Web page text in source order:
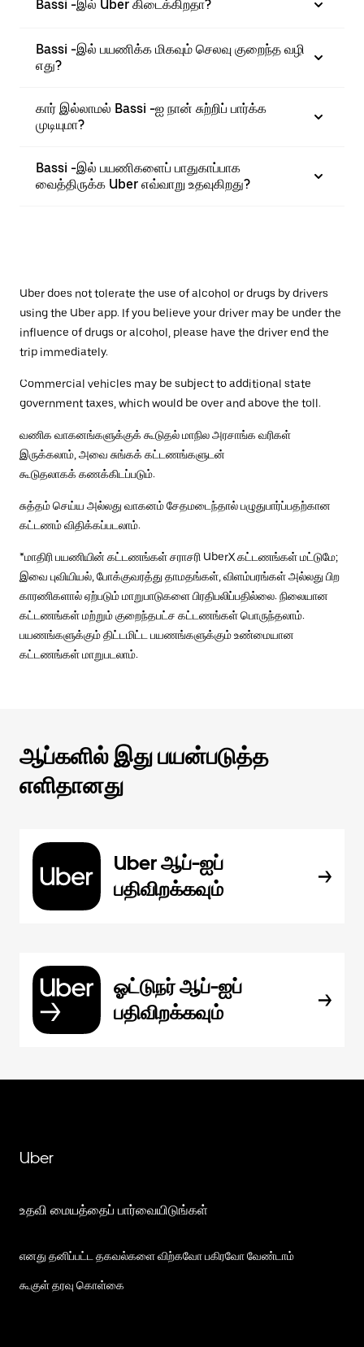
Bassi -இல் Uber கிடைக்கிறதா?
Bassi -இல் பயணிக்க மிகவும் செலவு குறைந்த வழி
எது?
கார் இல்லாமல் Bassi -ஐ நான் சுற்றிப் பார்க்க
முடியுமா?
Bassi -இல் பயணிகளைப் பாதுகாப்பாக
வைத்திருக்க Uber எவ்வாறு உதவுகிறது?
Uber does not tolerate the use of alcohol or drugs by drivers
using the Uber app. If you believe your driver may be under the
influence of drugs or alcohol, please have the driver end the
trip immediately.
Commercial vehicles may be subject to additional state
government taxes, which would be over and above the toll.
வணிக வாகனங்களுக்குக் கூடுதல் மாநில அரசாங்க வரிகள்
இருக்கலாம், அவை சுங்கக் கட்டணங்களுடன்
கூடுதலாகக் கணக்கிடப்படும்.
சுத்தம் செய்ய அல்லது வாகனம் சேதமடைந்தால் பழுதுபார்ப்பதற்கான
கட்டணம் விதிக்கப்படலாம்.
*மாதிரி பயணியின் கட்டணங்கள் சராசரி UberX கட்டணங்கள் மட்டுமே;
இவை புவியியல், போக்குவரத்து தாமதங்கள், விளம்பரங்கள் அல்லது பிற
காரணிகளால் ஏற்படும் மாறுபாடுகளை பிரதிபலிப்பதில்லை. நிலையான
கட்டணங்கள் மற்றும் குறைந்தபட்ச கட்டணங்கள் பொருந்தலாம்.
பயணங்களுக்கும் திட்டமிட்ட பயணங்களுக்கும் உண்மையான
கட்டணங்கள் மாறுபடலாம்.
ஆப்களில் இது பயன்படுத்த
எளிதானது
Uber ஆப்-ஐப்
பதிவிறக்கவும்
ஓட்டுநர் ஆப்-ஐப்
பதிவிறக்கவும்
Uber
உதவி மையத்தைப் பார்வையிடுங்கள்
எனது தனிப்பட்ட தகவல்களை விற்கவோ பகிரவோ வேண்டாம்
கூகுள் தரவு கொள்கை